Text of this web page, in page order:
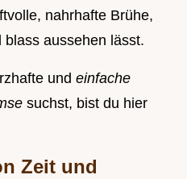
nahrhafte Brühe,
aussehen lässt.
und einfache
suchst, bist du hier
Zeit und